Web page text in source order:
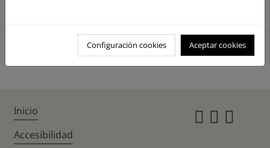
Mapa LULUCF. Año 2021
Configuración cookies Aceptar cookies
Inicio
Accesibilidad